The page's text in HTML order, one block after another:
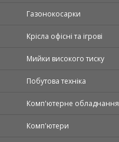
Газонокосарки
Крісла офісні та ігрові
Мийки високого тиску
Побутова техніка
Комп'ютерне обладнання
Комп'ютери